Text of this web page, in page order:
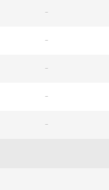
-
-
-
-
-